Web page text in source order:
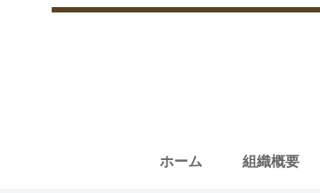
ホーム 組織概要